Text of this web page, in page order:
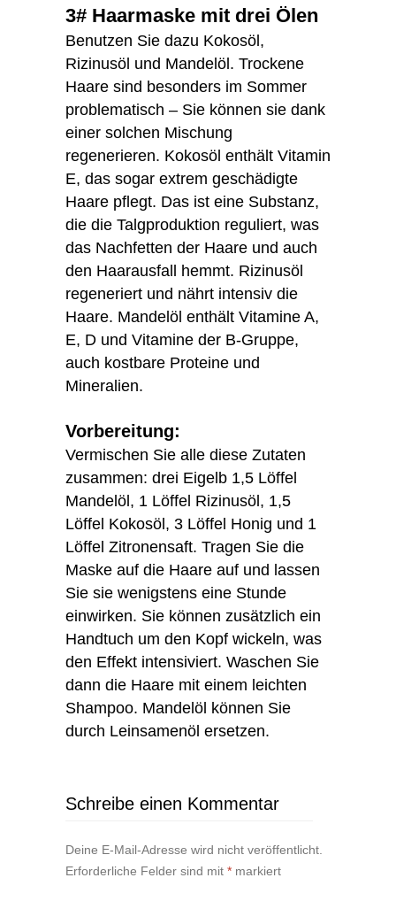
3# Haarmaske mit drei Ölen
Benutzen Sie dazu Kokosöl,
Rizinusöl und Mandelöl. Trockene
Haare sind besonders im Sommer
problematisch – Sie können sie dank
einer solchen Mischung
regenerieren. Kokosöl enthält Vitamin
E, das sogar extrem geschädigte
Haare pflegt. Das ist eine Substanz,
die die Talgproduktion reguliert, was
das Nachfetten der Haare und auch
den Haarausfall hemmt. Rizinusöl
regeneriert und nährt intensiv die
Haare. Mandelöl enthält Vitamine A,
E, D und Vitamine der B-Gruppe,
auch kostbare Proteine und
Mineralien.
Vorbereitung:
Vermischen Sie alle diese Zutaten
zusammen: drei Eigelb 1,5 Löffel
Mandelöl, 1 Löffel Rizinusöl, 1,5
Löffel Kokosöl, 3 Löffel Honig und 1
Löffel Zitronensaft. Tragen Sie die
Maske auf die Haare auf und lassen
Sie sie wenigstens eine Stunde
einwirken. Sie können zusätzlich ein
Handtuch um den Kopf wickeln, was
den Effekt intensiviert. Waschen Sie
dann die Haare mit einem leichten
Shampoo. Mandelöl können Sie
durch Leinsamenöl ersetzen.
Schreibe einen Kommentar
Deine E-Mail-Adresse wird nicht veröffentlicht.
Erforderliche Felder sind mit * markiert